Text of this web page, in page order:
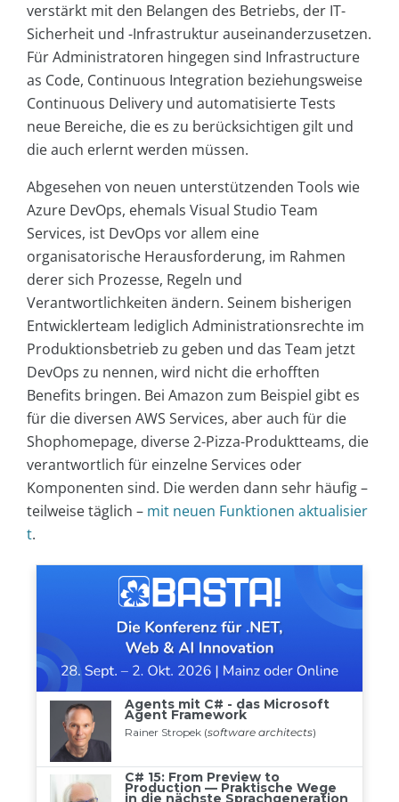
verstärkt mit den Belangen des Betriebs, der IT-
Sicherheit und -Infrastruktur auseinanderzusetzen.
Für Administratoren hingegen sind Infrastructure
as Code, Continuous Integration beziehungsweise
Continuous Delivery und automatisierte Tests
neue Bereiche, die es zu berücksichtigen gilt und
die auch erlernt werden müssen.
Abgesehen von neuen unterstützenden Tools wie
Azure DevOps, ehemals Visual Studio Team
Services, ist DevOps vor allem eine
organisatorische Herausforderung, im Rahmen
derer sich Prozesse, Regeln und
Verantwortlichkeiten ändern. Seinem bisherigen
Entwicklerteam lediglich Administrationsrechte im
Produktionsbetrieb zu geben und das Team jetzt
DevOps zu nennen, wird nicht die erhofften
Benefits bringen. Bei Amazon zum Beispiel gibt es
für die diversen AWS Services, aber auch für die
Shophomepage, diverse 2-Pizza-Produktteams, die
verantwortlich für einzelne Services oder
Komponenten sind. Die werden dann sehr häufig –
teilweise täglich – mit neuen Funktionen aktualisier
t.